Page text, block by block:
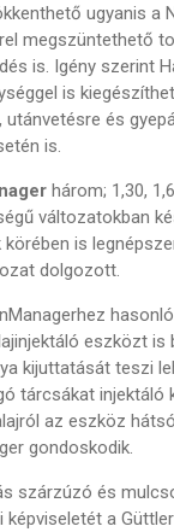
ugyanis a
megszüntethető
is. Igény szerint
is
és
is.
három; 1,30,
változatokban
is
dolgozott.
eszközt is
kijuttatását teszi
tárcsákat injektáló
az eszköz
gondoskodik.
szárzúzó és
a